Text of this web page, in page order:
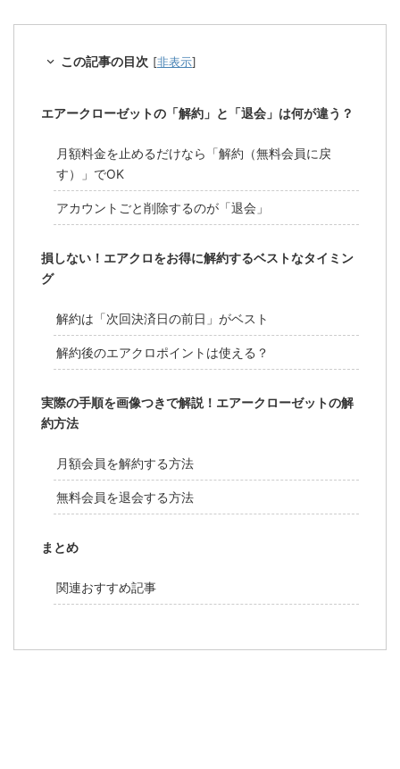
この記事の目次 [非表示]
エアークローゼットの「解約」と「退会」は何が違う？
月額料金を止めるだけなら「解約（無料会員に戻
す）」でOK
アカウントごと削除するのが「退会」
損しない！エアクロをお得に解約するベストなタイミン
グ
解約は「次回決済日の前日」がベスト
解約後のエアクロポイントは使える？
実際の手順を画像つきで解説！エアークローゼットの解
約方法
月額会員を解約する方法
無料会員を退会する方法
まとめ
関連おすすめ記事